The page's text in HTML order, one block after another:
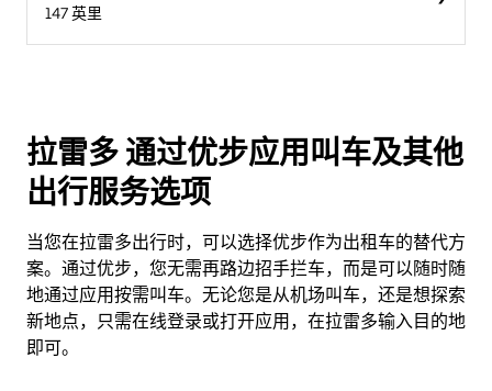
147 英里
拉雷多 通过优步应用叫车及其他
出行服务选项
当您在拉雷多出行时，可以选择优步作为出租车的替代方
案。通过优步，您无需再路边招手拦车，而是可以随时随
地通过应用按需叫车。无论您是从机场叫车，还是想探索
新地点，只需在线登录或打开应用，在拉雷多输入目的地
即可。